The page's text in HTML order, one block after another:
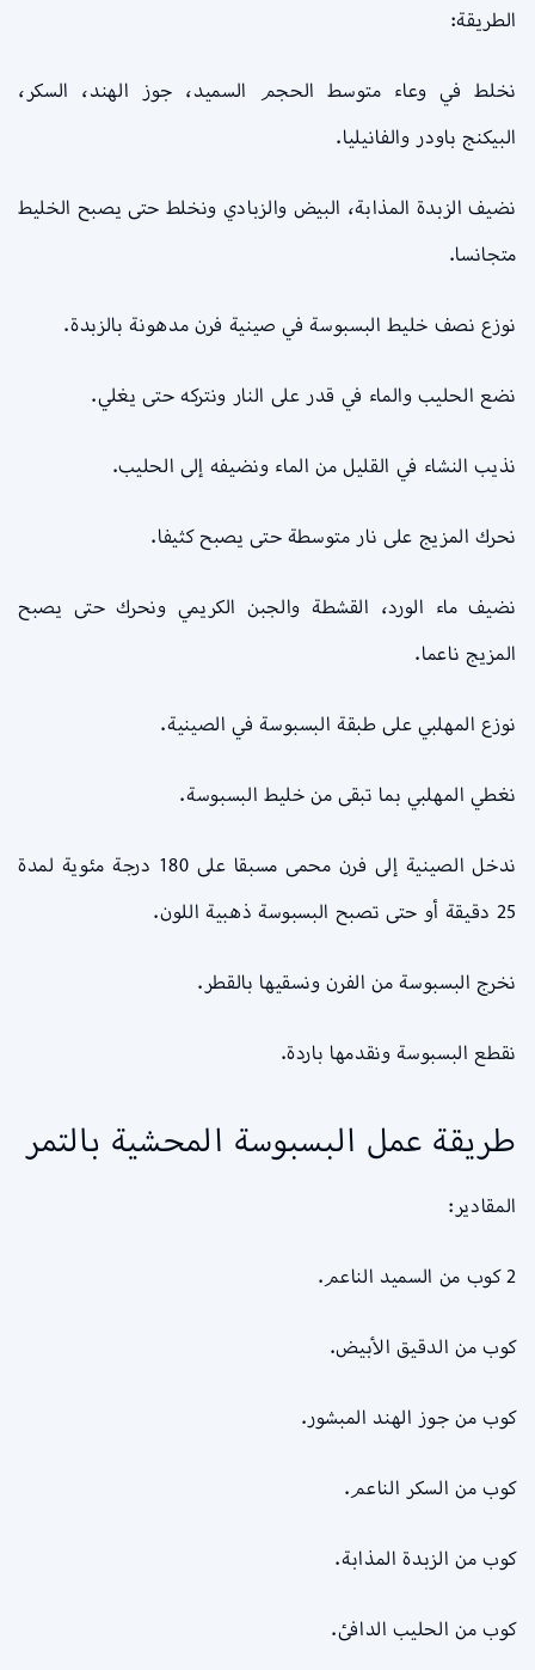
الطريقة:
نخلط في وعاء متوسط ​​الحجم السميد، جوز الهند، السكر،
البيكنج باودر والفانيليا.
نضيف الزبدة المذابة، البيض والزبادي ونخلط حتى يصبح الخليط
متجانسا.
نوزع نصف خليط البسبوسة في صينية فرن مدهونة بالزبدة.
نضع الحليب والماء في قدر على النار ونتركه حتى يغلي.
نذيب النشاء في القليل من الماء ونضيفه إلى الحليب.
نحرك المزيج على نار متوسطة حتى يصبح كثيفا.
نضيف ماء الورد، القشطة والجبن الكريمي ونحرك حتى يصبح
المزيج ناعما.
نوزع المهلبي على طبقة البسبوسة في الصينية.
نغطي المهلبي بما تبقى من خليط البسبوسة.
ندخل الصينية إلى فرن محمى مسبقا على 180 درجة مئوية لمدة
25 دقيقة أو حتى تصبح البسبوسة ذهبية اللون.
نخرج البسبوسة من الفرن ونسقيها بالقطر.
نقطع البسبوسة ونقدمها باردة.
طريقة عمل البسبوسة المحشية بالتمر
المقادير:
2 كوب من السميد الناعم.
كوب من الدقيق الأبيض.
كوب من جوز الهند المبشور.
كوب من السكر الناعم.
كوب من الزبدة المذابة.
كوب من الحليب الدافئ.